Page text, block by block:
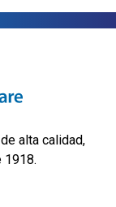
alta calidad,
1918.